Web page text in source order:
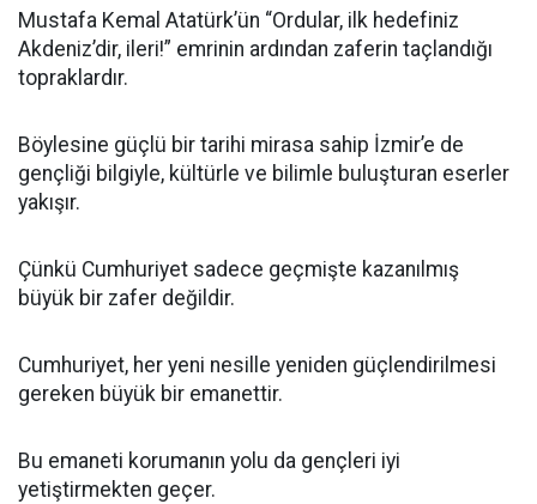
Mustafa Kemal Atatürk’ün “Ordular, ilk hedefiniz
Akdeniz’dir, ileri!” emrinin ardından zaferin taçlandığı
topraklardır.
Böylesine güçlü bir tarihi mirasa sahip İzmir’e de
gençliği bilgiyle, kültürle ve bilimle buluşturan eserler
yakışır.
Çünkü Cumhuriyet sadece geçmişte kazanılmış
büyük bir zafer değildir.
Cumhuriyet, her yeni nesille yeniden güçlendirilmesi
gereken büyük bir emanettir.
Bu emaneti korumanın yolu da gençleri iyi
yetiştirmekten geçer.